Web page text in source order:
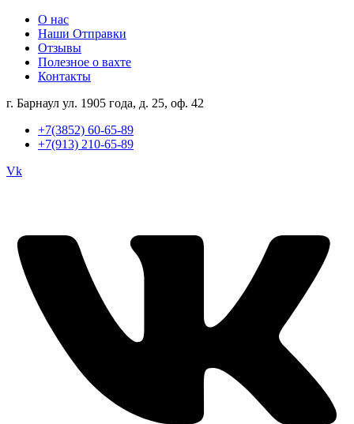
О нас
Наши Отправки
Отзывы
Полезное о вахте
Контакты
г. Барнаул ул. 1905 года, д. 25, оф. 42
+7(3852) 60-65-89
+7(913) 210-65-89
Vk